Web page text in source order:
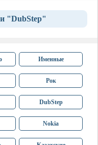
"DubStep"
Именные
Рок
DubStep
Nokia